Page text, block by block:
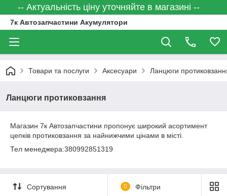
-- Актуальність ціну уточняйте в магазині --
7к Автозапчастини Акумулятори
Товари та послуги Аксесуари Ланцюги
Ланцюги протиковзання
Магазин 7к Автозапчастини пропонує широкий асортимент
цепків протиковзання за найнижчими цінами в місті.
Тел менеджера:380992851319
Сортування 0 Фільтри